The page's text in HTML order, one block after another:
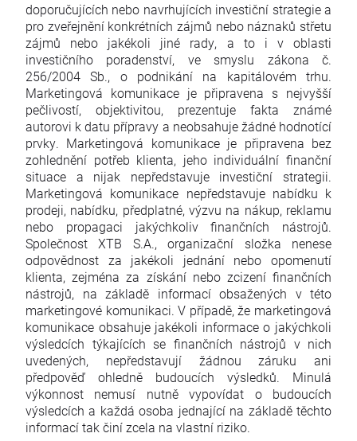
doporučujících nebo navrhujících investiční strategie a
pro zveřejnění konkrétních zájmů nebo náznaků střetu
zájmů nebo jakékoli jiné rady, a to i v oblasti
investičního poradenství, ve smyslu zákona č.
256/2004 Sb., o podnikání na kapitálovém trhu.
Marketingová komunikace je připravena s nejvyšší
pečlivostí, objektivitou, prezentuje fakta známé
autorovi k datu přípravy a neobsahuje žádné hodnotící
prvky. Marketingová komunikace je připravena bez
zohlednění potřeb klienta, jeho individuální finanční
situace a nijak nepředstavuje investiční strategii.
Marketingová komunikace nepředstavuje nabídku k
prodeji, nabídku, předplatné, výzvu na nákup, reklamu
nebo propagaci jakýchkoliv finančních nástrojů.
Společnost XTB S.A., organizační složka nenese
odpovědnost za jakékoli jednání nebo opomenutí
klienta, zejména za získání nebo zcizení finančních
nástrojů, na základě informací obsažených v této
marketingové komunikaci. V případě, že marketingová
komunikace obsahuje jakékoli informace o jakýchkoli
výsledcích týkajících se finančních nástrojů v nich
uvedených, nepředstavují žádnou záruku ani
předpověď ohledně budoucích výsledků. Minulá
výkonnost nemusí nutně vypovídat o budoucích
výsledcích a každá osoba jednající na základě těchto
informací tak činí zcela na vlastní riziko.